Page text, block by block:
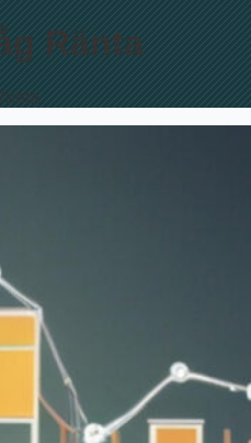
Ränta